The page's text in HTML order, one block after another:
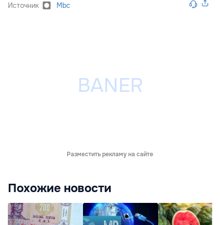
Источник Mbc
Разместить рекламу на сайте
Похожие новости